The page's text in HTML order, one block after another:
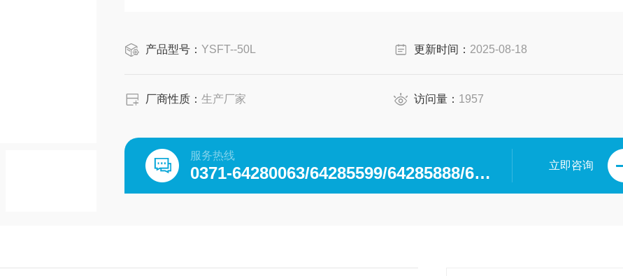
产品型号： YSFT--50L 更新时间： 2025-08-18
厂商性质： 生产厂家 访问量： 1957
服务热线
0371-64280063/64285599/64285888/64285599/64285318/64285369/64285222 立即咨询